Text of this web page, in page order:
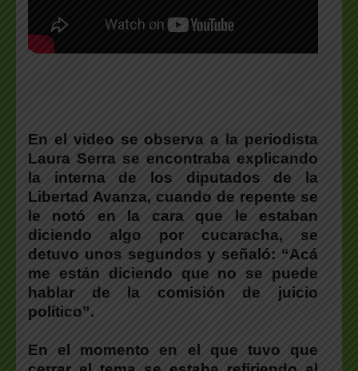
En el video se observa a la periodista
Laura Serra se encontraba explicando
la interna de los diputados de la
Libertad Avanza, cuando de repente se
le notó en la cara que le estaban
diciendo algo por cucaracha, se
detuvo unos segundos y señaló: “Acá
me están diciendo que no se puede
hablar de la comisión de juicio
político”.
En el momento en el que tuvo que